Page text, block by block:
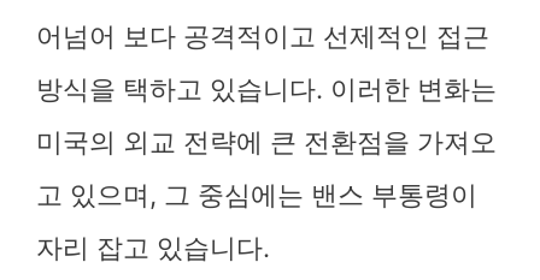
어넘어 보다 공격적이고 선제적인 접근
방식을 택하고 있습니다. 이러한 변화는
미국의 외교 전략에 큰 전환점을 가져오
고 있으며, 그 중심에는 밴스 부통령이
자리 잡고 있습니다.